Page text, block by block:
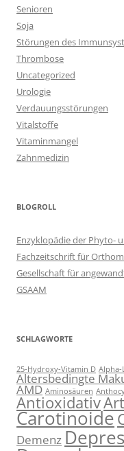
Senioren
Soja
Störungen des
Thrombose
Uncategorized
Urologie
Verdauungsstörungen
Vitalstoffe
Vitaminmangel
Zahnmedizin
BLOGROLL
Enzyklopädie der Phyto-
Fachzeitschrift für
Gesellschaft für
GSAAM
SCHLAGWORTE
25-Hydroxy-Vitamin D Alpha-
Altersbedingte
AMD Aminosäuren
Antioxidativ
Carotinoide
Demenz